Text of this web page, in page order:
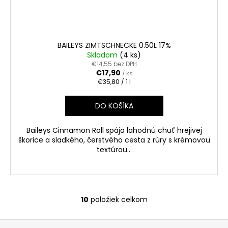
BAILEYS ZIMTSCHNECKE 0.50L 17%
Skladom (4 ks)
€14,55 bez DPH
€17,90 / ks
Jednotková
€35,80 / 1 l
DO KOŠÍKA
Baileys Cinnamon Roll spája lahodnú chuť hrejivej
škorice a sladkého, čerstvého cesta z rúry s krémovou
textúrou...
O
v
10 položiek celkom